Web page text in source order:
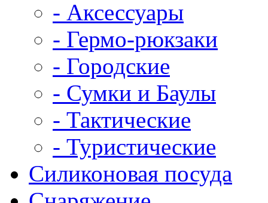
- Аксессуары
- Гермо-рюкзаки
- Городские
- Сумки и Баулы
- Тактические
- Туристические
Силиконовая посуда